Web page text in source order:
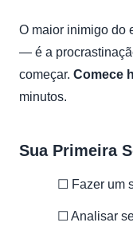
O maior inimigo do
— é a
começar. Comece
minutos.
Sua Primeira
☐ Fazer um
☐ Analisar